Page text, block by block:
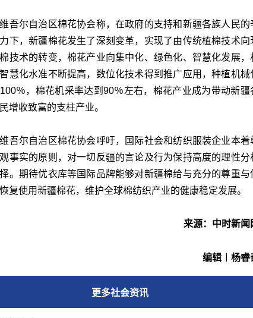
吾尔自治区棉花协会称，在政府的支持和新疆各族人民的
下，新疆棉花发生了深刻变革，实现了由传统植棉技术向
技术的转变，棉花产业向集中化、绿色化、智慧化发展，
慧化水准不断提高，数位化技术得到推广应用，种植机械
％，棉花机采率达到90％左右，棉花产业成为带动新疆
增收致富的支柱产业。
吾尔自治区棉花协会呼吁，国际社会和纺织服装企业本着
事实的原则，对一切反疆的言论及行为保持高度的理性分
。期待优衣库等国际品牌能够对新疆棉给与充分的尊重与
复使用新疆棉花，维护全球棉纺织产业的健康稳定发展。
来源：中时新闻
编辑︱杨睿
更多社会资讯